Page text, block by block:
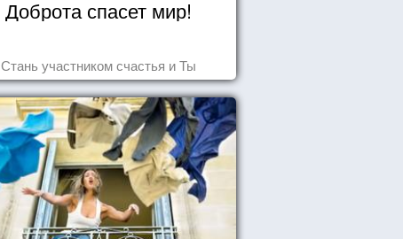
Доброта спасет мир!
Стань участником счастья и Ты